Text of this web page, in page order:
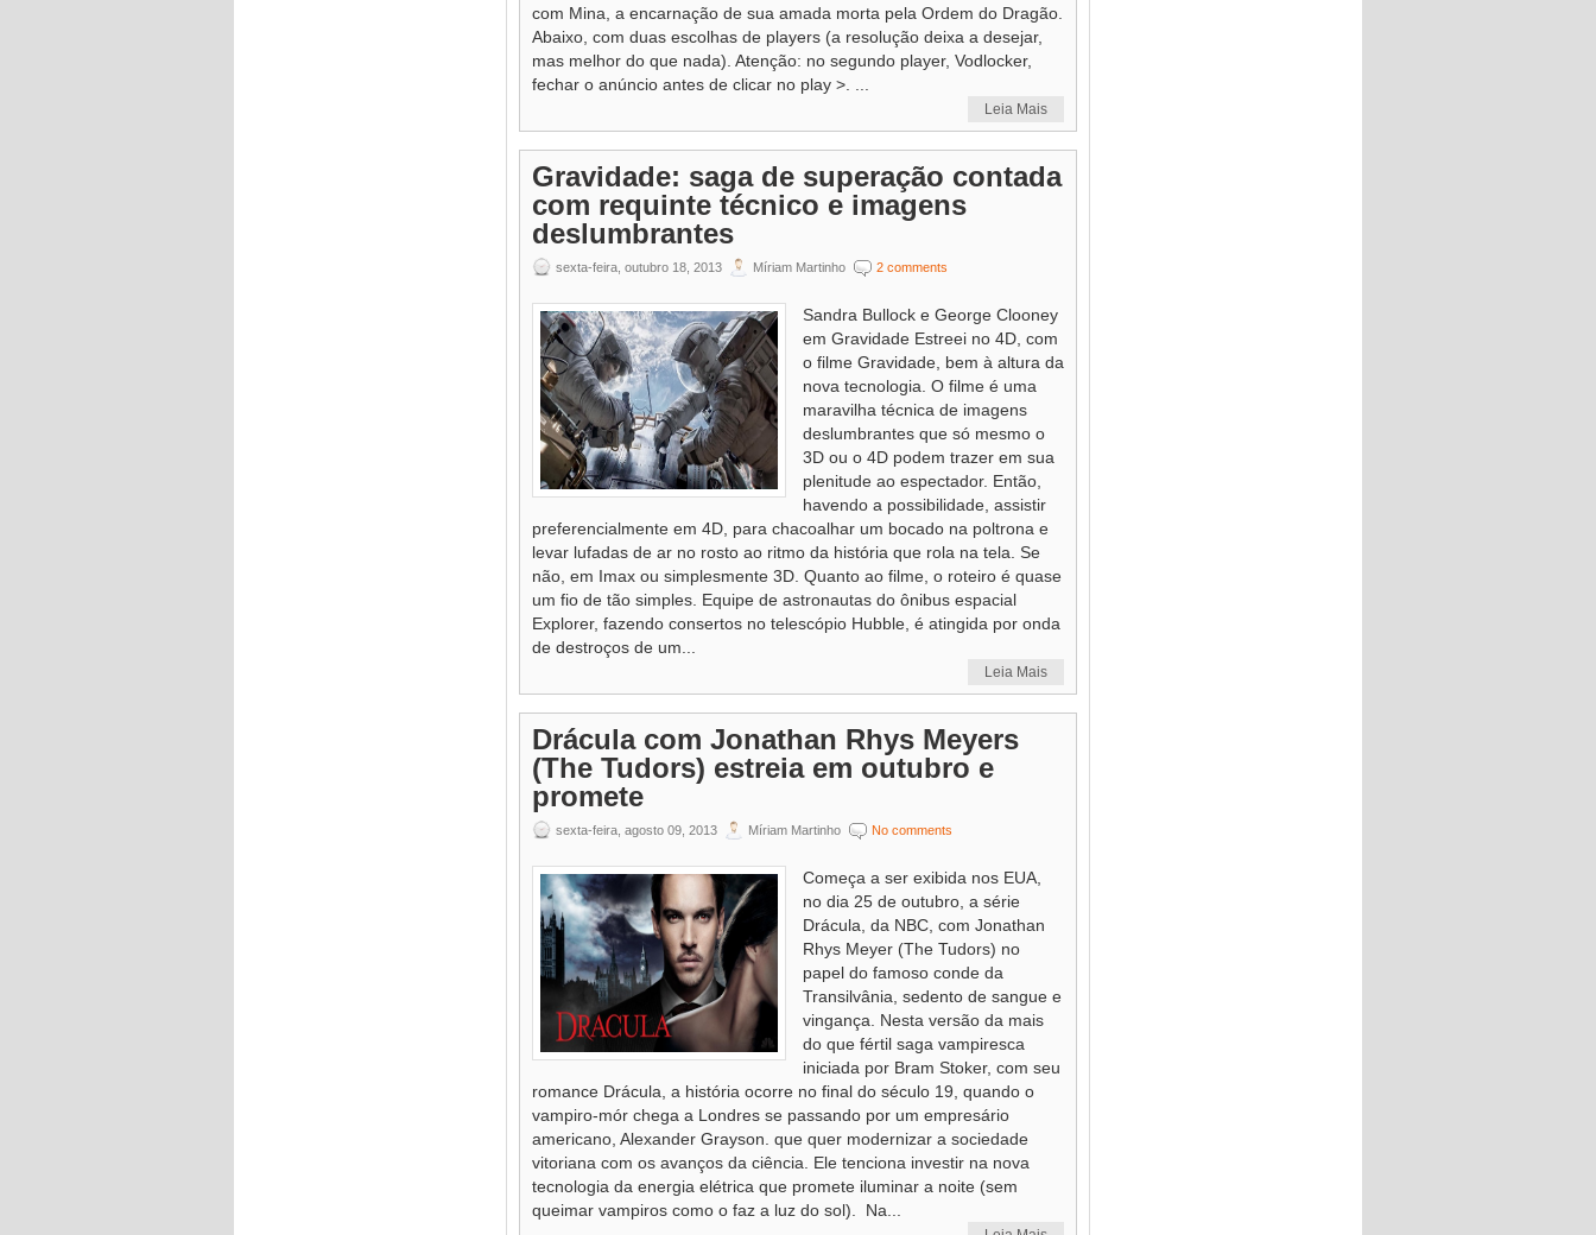
com Mina, a encarnação de sua amada morta pela Ordem do Dragão.
Abaixo, com duas escolhas de players (a resolução deixa a desejar,
mas melhor do que nada). Atenção: no segundo player, Vodlocker,
fechar o anúncio antes de clicar no play >. ...
Leia Mais
Gravidade: saga de superação contada
com requinte técnico e imagens
deslumbrantes
sexta-feira, outubro 18, 2013 Míriam Martinho 2 comments
Sandra Bullock e George Clooney
em Gravidade Estreei no 4D, com
o filme Gravidade, bem à altura da
nova tecnologia. O filme é uma
maravilha técnica de imagens
deslumbrantes que só mesmo o
3D ou o 4D podem trazer em sua
plenitude ao espectador. Então,
havendo a possibilidade, assistir
preferencialmente em 4D, para chacoalhar um bocado na poltrona e
levar lufadas de ar no rosto ao ritmo da história que rola na tela. Se
não, em Imax ou simplesmente 3D. Quanto ao filme, o roteiro é quase
um fio de tão simples. Equipe de astronautas do ônibus espacial
Explorer, fazendo consertos no telescópio Hubble, é atingida por onda
de destroços de um...
Leia Mais
Drácula com Jonathan Rhys Meyers
(The Tudors) estreia em outubro e
promete
sexta-feira, agosto 09, 2013 Míriam Martinho No comments
Começa a ser exibida nos EUA,
no dia 25 de outubro, a série
Drácula, da NBC, com Jonathan
Rhys Meyer (The Tudors) no
papel do famoso conde da
Transilvânia, sedento de sangue e
vingança. Nesta versão da mais
do que fértil saga vampiresca
iniciada por Bram Stoker, com seu
romance Drácula, a história ocorre no final do século 19, quando o
vampiro-mór chega a Londres se passando por um empresário
americano, Alexander Grayson. que quer modernizar a sociedade
vitoriana com os avanços da ciência. Ele tenciona investir na nova
tecnologia da energia elétrica que promete iluminar a noite (sem
queimar vampiros como o faz a luz do sol). Na...